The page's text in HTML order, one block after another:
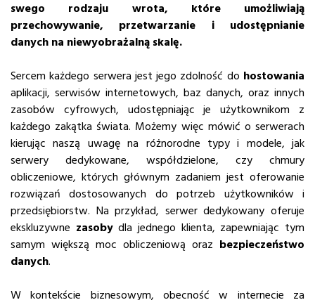
swego rodzaju wrota, które umożliwiają
przechowywanie, przetwarzanie i udostępnianie
danych na niewyobrażalną skalę.
Sercem każdego serwera jest jego zdolność do hostowania
aplikacji, serwisów internetowych, baz danych, oraz innych
zasobów cyfrowych, udostępniając je użytkownikom z
każdego zakątka świata. Możemy więc mówić o serwerach
kierując naszą uwagę na różnorodne typy i modele, jak
serwery dedykowane, współdzielone, czy chmury
obliczeniowe, których głównym zadaniem jest oferowanie
rozwiązań dostosowanych do potrzeb użytkowników i
przedsiębiorstw. Na przykład, serwer dedykowany oferuje
ekskluzywne zasobydla jednego klienta, zapewniając tym
samym większą moc obliczeniową oraz bezpieczeństwo
danych.
W kontekście biznesowym, obecność w internecie za